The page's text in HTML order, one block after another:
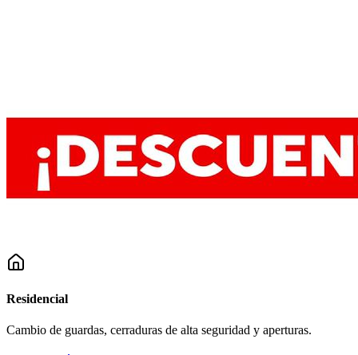
Residencial
Cambio de guardas, cerraduras de alta seguridad y aperturas.